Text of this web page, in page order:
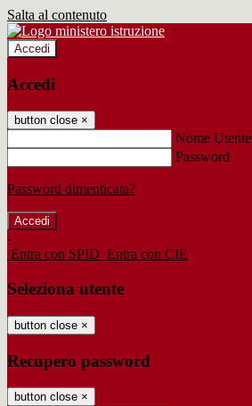
Salta al contenuto
Accedi
Accedi
button close ×
Nome Utente
Password
Password dimenticata?
-
Entra con SPID Entra con CIE
Seleziona utente
button close ×
Recupero password
button close ×